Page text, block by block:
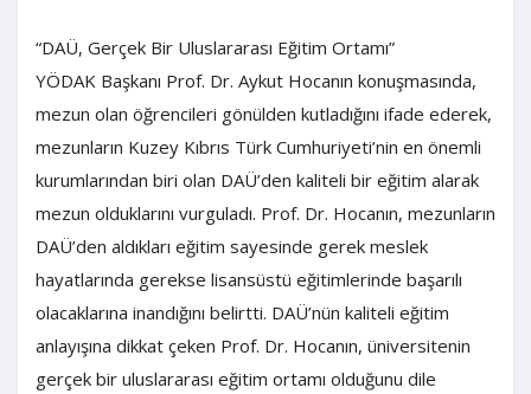
“DAÜ, Gerçek Bir Uluslararası Eğitim Ortamı”
YÖDAK Başkanı Prof. Dr. Aykut Hocanın konuşmasında,
mezun olan öğrencileri gönülden kutladığını ifade ederek,
mezunların Kuzey Kıbrıs Türk Cumhuriyeti’nin en önemli
kurumlarından biri olan DAÜ’den kaliteli bir eğitim alarak
mezun olduklarını vurguladı. Prof. Dr. Hocanın, mezunların
DAÜ’den aldıkları eğitim sayesinde gerek meslek
hayatlarında gerekse lisansüstü eğitimlerinde başarılı
olacaklarına inandığını belirtti. DAÜ’nün kaliteli eğitim
anlayışına dikkat çeken Prof. Dr. Hocanın, üniversitenin
gerçek bir uluslararası eğitim ortamı olduğunu dile